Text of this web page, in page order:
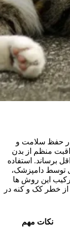
حفظ سلامت و
منظم از بدن
برساند. استفاده
توسط دامپزشک،
این روش‌ ها
خطر کک و کنه در
نکات مهم